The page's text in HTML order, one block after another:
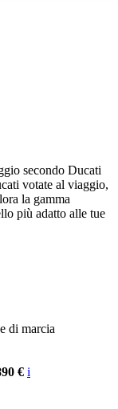
secondo Ducati
votate al viaggio,
la gamma
più adatto alle tue
di marcia
€ i